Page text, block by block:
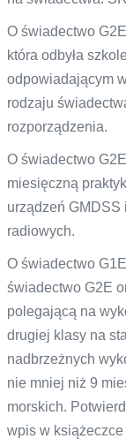
O świadectwo
która odbyła
odpowiadającym
rodzaju
rozporządzenia.
O świadectwo
miesięczną
urządzeń GMDSS
radiowych.
O świadectwo
świadectwo G2E
polegającą na
drugiej klasy na
nadbrzeżnych
nie mniej niż 9
morskich.
wpis w